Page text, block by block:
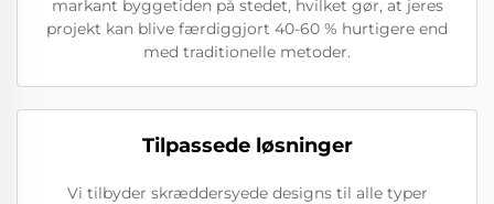
markant byggetiden på stedet, hvilket gør, at jeres
projekt kan blive færdiggjort 40-60 % hurtigere end
med traditionelle metoder.
Tilpassede løsninger
Vi tilbyder skræddersyede designs til alle typer